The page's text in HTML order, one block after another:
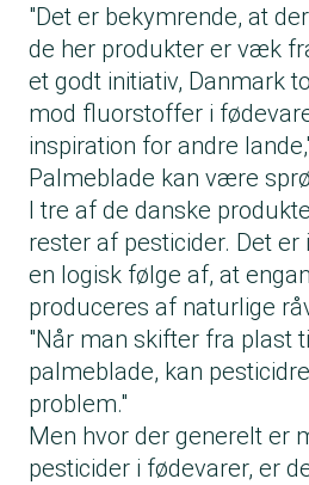
"Det er bekymrende, at
de her produkter er væk
et godt initiativ, ­Danmark
mod fluorstoffer i
inspiration for andre
Palmeblade kan være
I tre af de danske
rester af pesticider. Det
en logisk følge af, at
produceres af naturlige
"Når man skifter fra plast
palmeblade, kan
problem."
Men hvor der generelt er
pesticider i fødevarer, er